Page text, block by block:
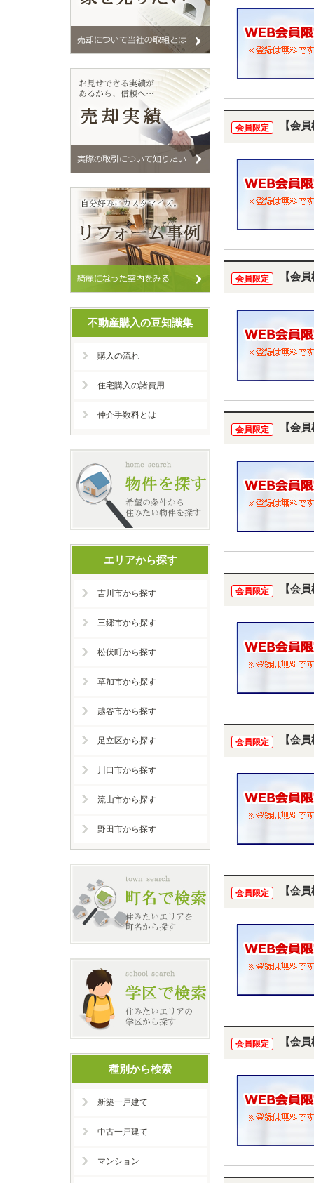
会員限定 【会
会員限定 【会
会員限定 【会
会員限定 【会
会員限定 【会
会員限定 【会
会員限定 【会
不動産購入の豆知識集
購入の流れ
住宅購入の諸費用
仲介手数料とは
エリアから探す
吉川市から探す
三郷市から探す
松伏町から探す
草加市から探す
越谷市から探す
足立区から探す
川口市から探す
流山市から探す
野田市から探す
種別から検索
新築一戸建て
中古一戸建て
マンション